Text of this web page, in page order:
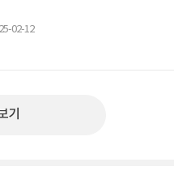
02-12
기